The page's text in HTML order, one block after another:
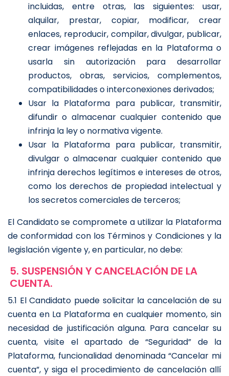
incluidas, entre otras, las siguientes: usar,
alquilar, prestar, copiar, modificar, crear
enlaces, reproducir, compilar, divulgar, publicar,
crear imágenes reflejadas en la Plataforma o
usarla sin autorización para desarrollar
productos, obras, servicios, complementos,
compatibilidades o interconexiones derivados;
Usar la Plataforma para publicar, transmitir,
difundir o almacenar cualquier contenido que
infrinja la ley o normativa vigente.
Usar la Plataforma para publicar, transmitir,
divulgar o almacenar cualquier contenido que
infrinja derechos legítimos e intereses de otros,
como los derechos de propiedad intelectual y
los secretos comerciales de terceros;
El Candidato se compromete a utilizar la Plataforma
de conformidad con los Términos y Condiciones y la
legislación vigente y, en particular, no debe:
5. SUSPENSIÓN Y CANCELACIÓN DE LA
CUENTA.
5.1 El Candidato puede solicitar la cancelación de su
cuenta en La Plataforma en cualquier momento, sin
necesidad de justificación alguna. Para cancelar su
cuenta, visite el apartado de “Seguridad” de la
Plataforma, funcionalidad denominada “Cancelar mi
cuenta”, y siga el procedimiento de cancelación allí